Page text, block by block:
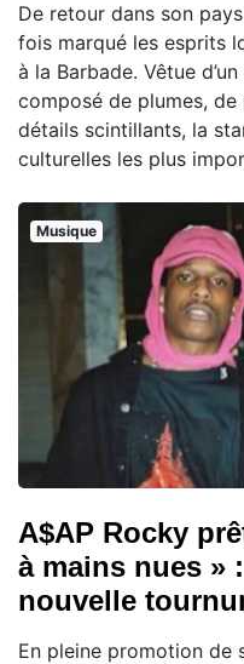
De retour dans son
fois marqué les esprits
à la Barbade. Vêtue
composé de plumes,
détails scintillants, la
culturelles les plus
Musique
A$AP Rocky
à mains nues »
nouvelle
En pleine promotion de